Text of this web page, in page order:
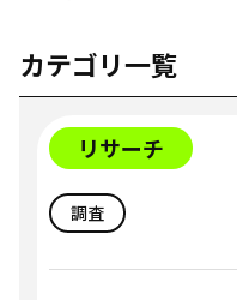
カテゴリ一覧
リサーチ
調査